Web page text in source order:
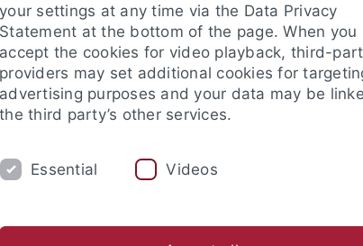
FORSCHUNGSSTELLE ELIE WIESEL
your settings at any time via the Data Privacy
Statement at the bottom of the page. When you
accept the cookies for video playback, third-
providers may set additional cookies for
advertising purposes and your data may be
the third party’s other services.
Essential Videos